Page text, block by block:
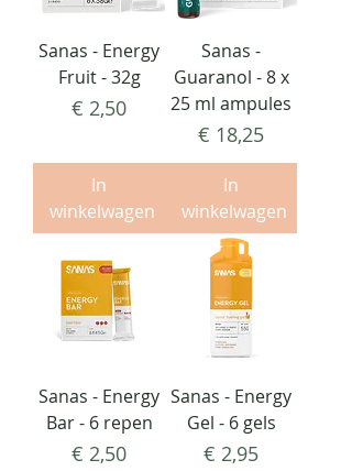
Sanas - Energy
Fruit - 32g
Prijs
€ 2,50
In
winkelwagen
Sanas -
Guaranol - 8 x
25 ml ampules
Prijs
€ 18,25
In
winkelwagen
Sanas - Energy
Bar - 6 repen
Prijs
€ 2,50
Sanas - Energy
Gel - 6 gels
Prijs
€ 2,95